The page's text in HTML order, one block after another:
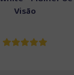
Visão